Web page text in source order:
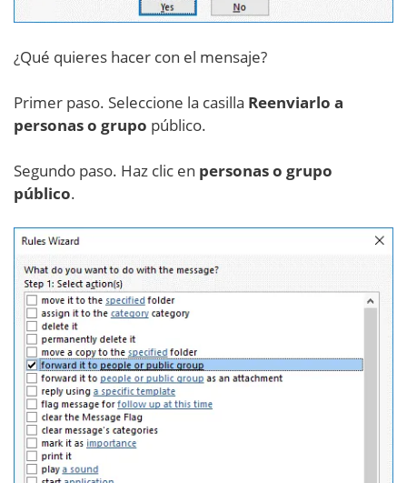
¿Qué quieres hacer con el mensaje?
Primer paso. Seleccione la casilla Reenviarlo a
personas o grupo público.
Segundo paso. Haz clic en personas o grupo
público.